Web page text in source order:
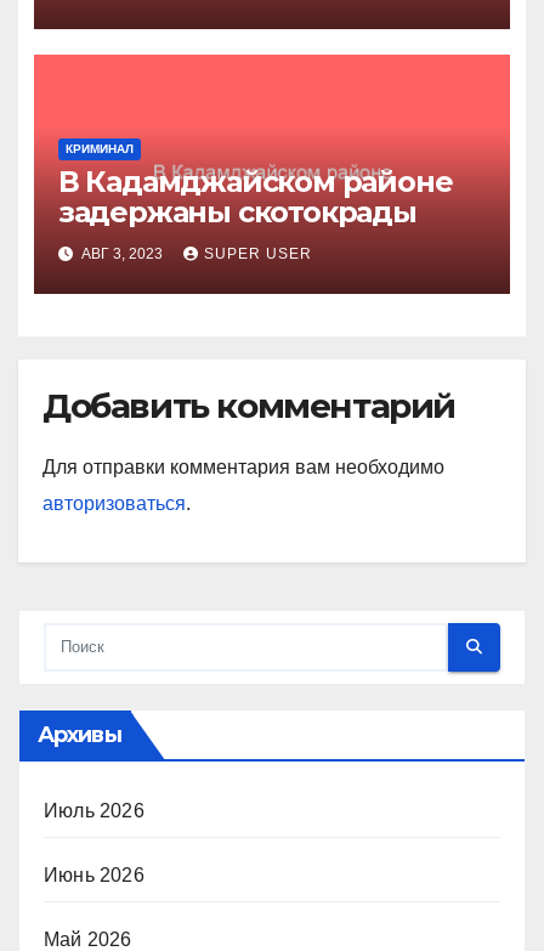
КРИМИНАЛ
В Кадамджайском районе
задержаны скотокрады
АВГ 3, 2023 SUPER USER
Добавить комментарий
Для отправки комментария вам необходимо
авторизоваться.
Архивы
Июль 2026
Июнь 2026
Май 2026